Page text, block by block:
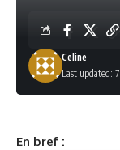
Last updated:
Celine
En bref :